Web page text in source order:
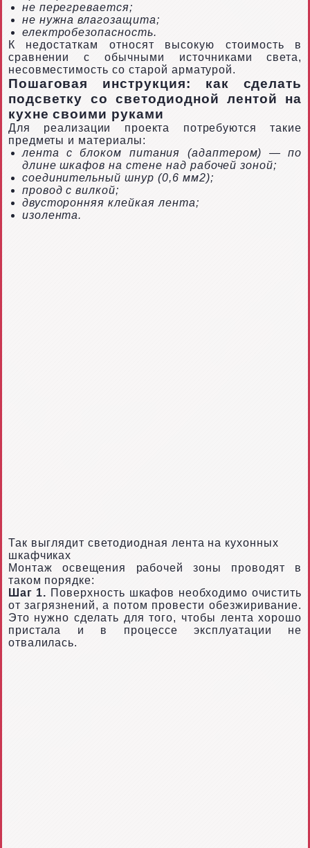
не перегревается;
не нужна влагозащита;
електробезопасность.
К недостаткам относят высокую стоимость в
сравнении с обычными источниками света,
несовместимость со старой арматурой.
Пошаговая инструкция: как сделать
подсветку со светодиодной лентой на
кухне своими руками
Для реализации проекта потребуются такие
предметы и материалы:
лента с блоком питания (адаптером) — по
длине шкафов на стене над рабочей зоной;
соединительный шнур (0,6 мм2);
провод с вилкой;
двусторонняя клейкая лента;
изолента.
Так выглядит светодиодная лента на кухонных
шкафчиках
Монтаж освещения рабочей зоны проводят в
таком порядке:
Шаг 1. Поверхность шкафов необходимо очистить
от загрязнений, а потом провести обезжиривание.
Это нужно сделать для того, чтобы лента хорошо
пристала и в процессе эксплуатации не
отвалилась.